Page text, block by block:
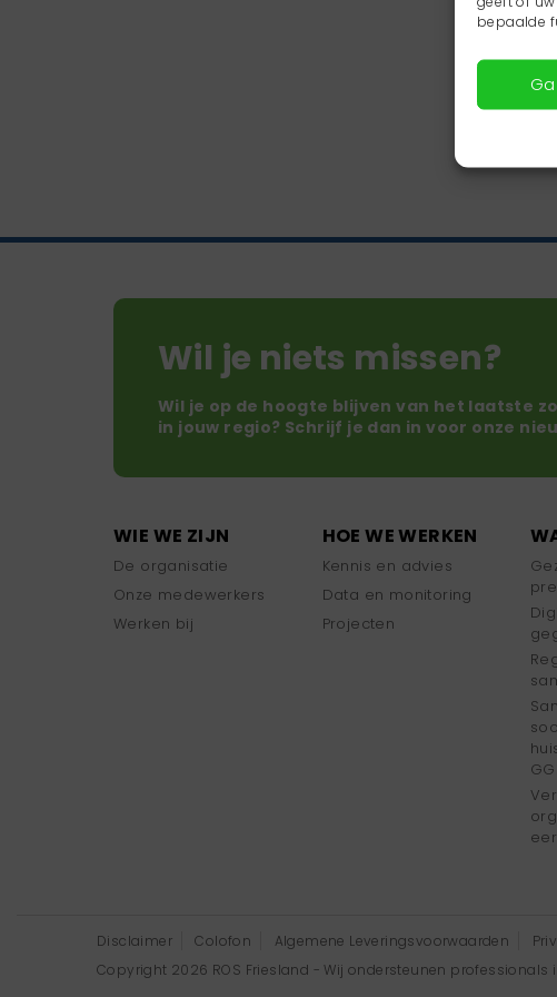
bepaalde
Wil je niets missen?
Wil je op de hoogte blijven van het laatste
in jouw regio? Schrijf je dan in voor onze
WIE WE ZIJN
De organisatie
Onze medewerkers
Werken bij
HOE WE WERKEN
Kennis en advies
Data en monitoring
Projecten
Disclaimer Colofon Algemene Leveringsvoorwaarden
Copyright 2026 ROS Friesland - Wij ondersteunen professionals